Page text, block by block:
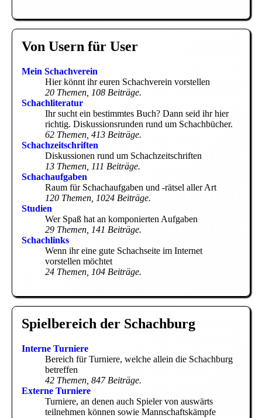
Von Usern für User
Mein Schachverein
Hier könnt ihr euren Schachverein vorstellen
20 Themen, 108 Beiträge.
Schachliteratur
Ihr sucht ein bestimmtes Buch? Dann seid ihr hier
richtig. Diskussionsrunden rund um Schachbücher.
62 Themen, 413 Beiträge.
Schachzeitschriften
Diskussionen rund um Schachzeitschriften
13 Themen, 111 Beiträge.
Schachaufgaben
Raum für Schachaufgaben und -rätsel aller Art
120 Themen, 1024 Beiträge.
Studien
Wer Spaß hat an komponierten Aufgaben
29 Themen, 141 Beiträge.
Schachlinks
Wenn ihr eine gute Schachseite im Internet
vorstellen möchtet
24 Themen, 104 Beiträge.
Spielbereich der Schachburg
Interne Turniere
Bereich für Turniere, welche allein die Schachburg
betreffen
42 Themen, 847 Beiträge.
Externe Turniere
Turniere, an denen auch Spieler von auswärts
teilnehmen können sowie Mannschaftskämpfe